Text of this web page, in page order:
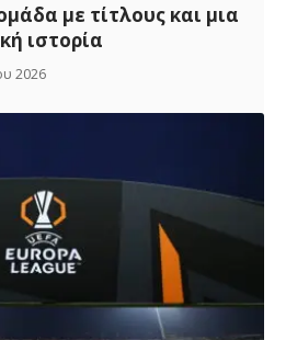
με τίτλους και μια
ιστορία
2026